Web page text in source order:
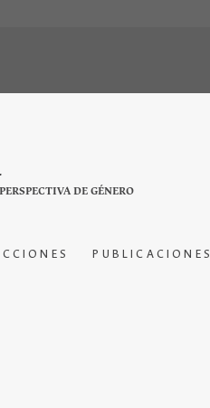
DE GÉNERO
PUBLICACIONES